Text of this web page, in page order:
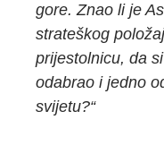
gore. Znao li je
strateškog polož
prijestolnicu, da
odabrao i jedno
svijetu?“